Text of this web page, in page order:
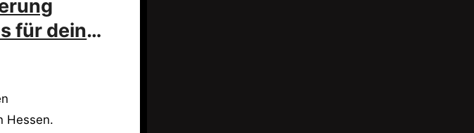
für deine
Hessen.